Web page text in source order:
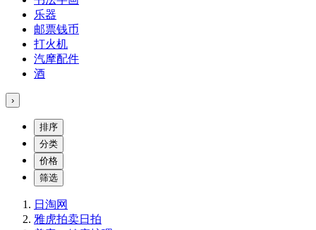
乐器
邮票钱币
打火机
汽摩配件
酒
›
排序
分类
价格
筛选
日淘网
雅虎拍卖日拍